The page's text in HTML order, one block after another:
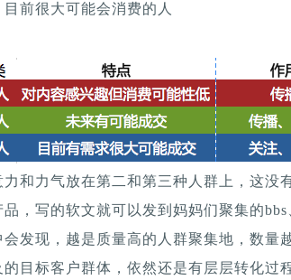
前很大可能会消费的人
和力气放在第二和第三种人群上，这没
，写的软文就可以发到妈妈们聚集的
发现，越是质量高的人群聚集地，数量
目标客户群体，依然还是有层层转化过